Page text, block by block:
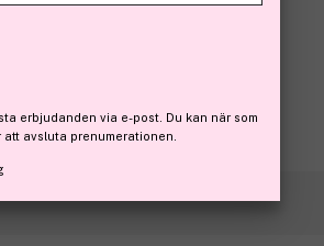
Liner Red Receipt 1g
erbjudanden via e-post. Du kan när som
avsluta prenumerationen.